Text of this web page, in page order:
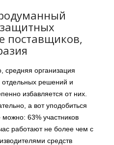
поставщиков,
средняя организация
решений и
избавляется от них.
а вот уподобиться
63% участников
работают не более чем с
средств